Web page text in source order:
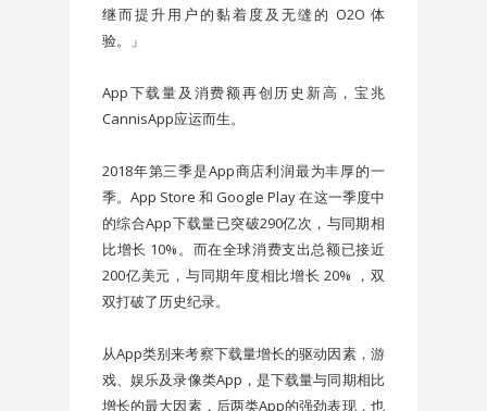
继而提升用户的黏着度及无缝的 O2O 体
验。」
App下载量及消费额再创历史新高，宝兆
CannisApp应运而生。
2018年第三季是App商店利润最为丰厚的一
季。App Store 和 Google Play 在这一季度中
的综合App下载量已突破290亿次，与同期相
比增长 10%。而在全球消费支出总额已接近
200亿美元，与同期年度相比增长 20% ，双
双打破了历史纪录。
从App类别来考察下载量增长的驱动因素，游
戏、娱乐及录像类App，是下载量与同期相比
增长的最大因素，后两类App的强劲表现，也